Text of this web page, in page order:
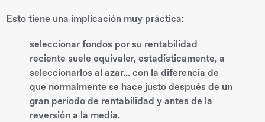
Esto tiene una implicación muy práctica:
seleccionar fondos por su rentabilidad
reciente suele equivaler, estadísticamente, a
seleccionarlos al azar… con la diferencia de
que normalmente se hace justo después de un
gran periodo de rentabilidad y antes de la
reversión a la media.